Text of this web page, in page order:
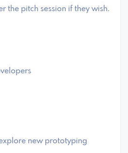
the pitch session if they wish.
new prototyping